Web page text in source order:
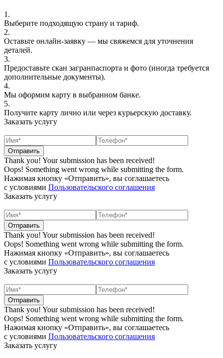
1.
Выберите подходящую страну и тариф.
2.
Оставьте онлайн‑заявку — мы свяжемся для уточнения
деталей.
3.
Предоставьте скан загранпаспорта и фото (иногда требуется
дополнительные документы).
4.
Мы оформим карту в выбранном банке.
5.
Получите карту лично или через курьерскую доставку.
Заказать услугу
Thank you! Your submission has been received!
Oops! Something went wrong while submitting the form.
Нажимая кнопку «Отправить», вы соглашаетесь
с условиями Пользовательского соглашения
Заказать услугу
Thank you! Your submission has been received!
Oops! Something went wrong while submitting the form.
Нажимая кнопку «Отправить», вы соглашаетесь
с условиями Пользовательского соглашения
Заказать услугу
Thank you! Your submission has been received!
Oops! Something went wrong while submitting the form.
Нажимая кнопку «Отправить», вы соглашаетесь
с условиями Пользовательского соглашения
Заказать услугу